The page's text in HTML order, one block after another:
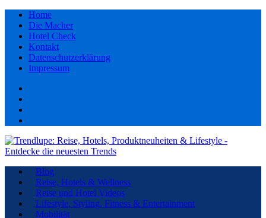
Home
Die Macher
Hotel Check
Kontakt
Datenschutzerklärung
Impressum
Blog
Reise, Hotels & Wellness
Reise und Hotel Videos
Lifestyle, Styling, Fitness & Entertainment
Mobilität